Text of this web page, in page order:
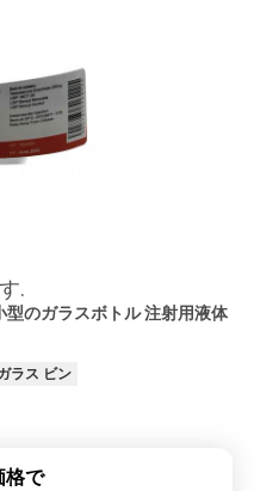
.
のガラスボトル 注射用液体
ラス ビン
格で